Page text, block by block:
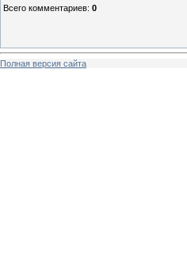
Всего комментариев: 0
Полная версия сайта